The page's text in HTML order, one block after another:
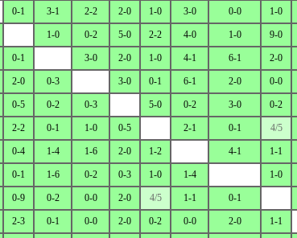
0-1 3-1 2-2 2-0 1-0 3-0 0-0 1-0
1-0 0-2 5-0 2-2 4-0 1-0 9-0
0-1 3-0 2-0 1-0 4-1 6-1 2-0
2-0 0-3 3-0 0-1 6-1 2-0 0-0
0-5 0-2 0-3 5-0 0-2 3-0 0-2
2-2 0-1 1-0 0-5 2-1 0-1 4/5
0-4 1-4 1-6 2-0 1-2 4-1 1-1
0-1 1-6 0-2 0-3 1-0 1-4 1-0
0-9 0-2 0-0 2-0 4/5 1-1 0-1
2-3 0-1 0-0 2-0 0-2 0-0 2-0 1-1